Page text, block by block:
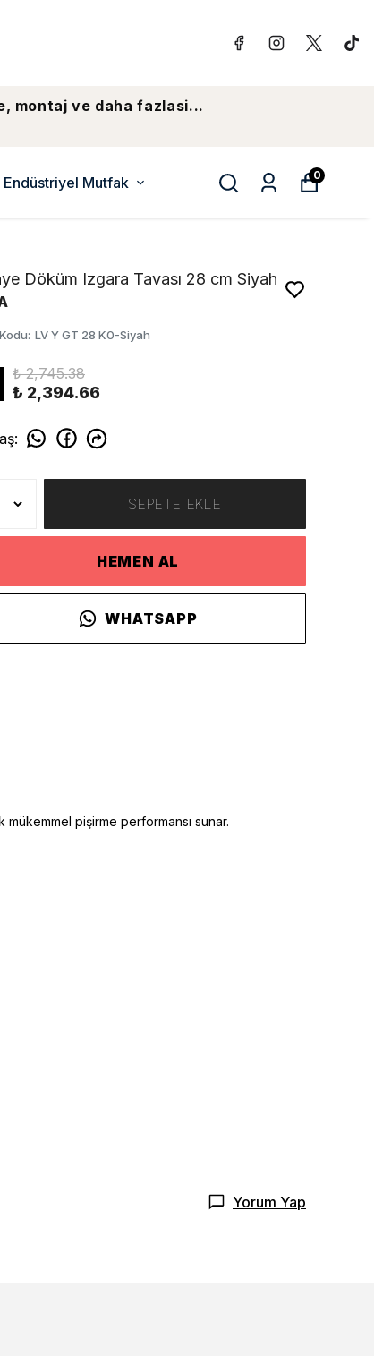
montaj ve daha fazlasi...
Endüstriyel Mutfak 0
Döküm Izgara Tavası 28 cm Siyah
: LV Y GT 28 K0-Siyah
₺ 2,745.38
₺ 2,394.66
:
SEPETE EKLE
HEMEN AL
WHATSAPP
mükemmel pişirme performansı sunar.
Yorum Yap